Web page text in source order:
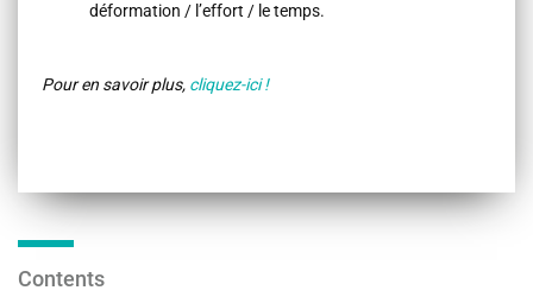
déformation / l’effort / le temps.
Pour en savoir plus, cliquez-ici !
Contents